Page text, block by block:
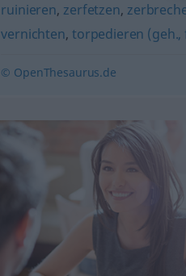
ruinieren, zerfetzen,
vernichten,torpedieren (geh.,
© OpenThesaurus.de